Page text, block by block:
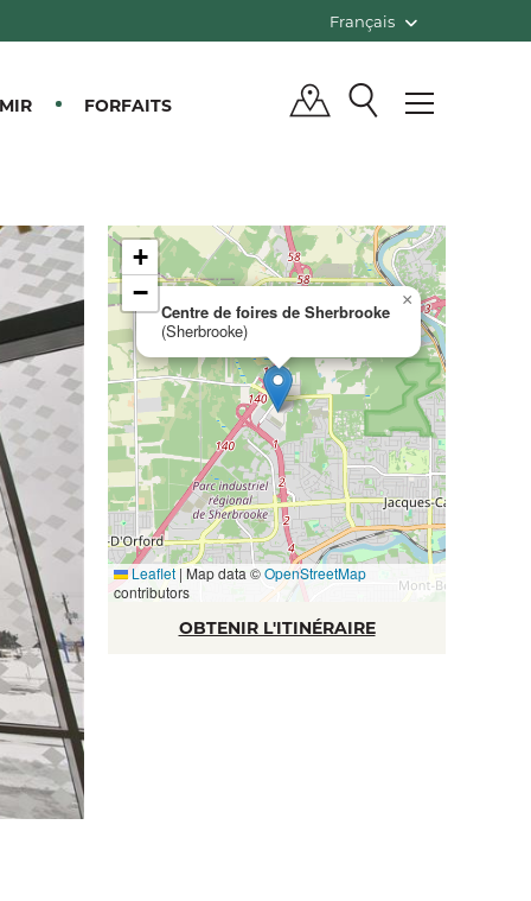
Français
FORFAITS
Centre de foires de Sherbrooke
(Sherbrooke)
×
+
−
Leaflet | Map data ©OpenStreetMap
contributors
OBTENIR L'ITINÉRAIRE